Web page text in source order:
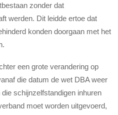
zonder dat
werden. Dit leidde ertoe dat
konden doorgaan met het
een grote verandering op
die datum de wet DBA weer
schijnzelfstandigen inhuren
moet worden uitgevoerd,